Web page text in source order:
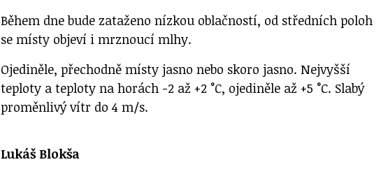
Během dne bude zataženo nízkou oblačností, od středních poloh
se místy objeví i mrznoucí mlhy.
Ojediněle, přechodně místy jasno nebo skoro jasno. Nejvyšší
teploty a teploty na horách -2 až +2 °C, ojediněle až +5 °C. Slabý
proměnlivý vítr do 4 m/s.
Lukáš Blokša